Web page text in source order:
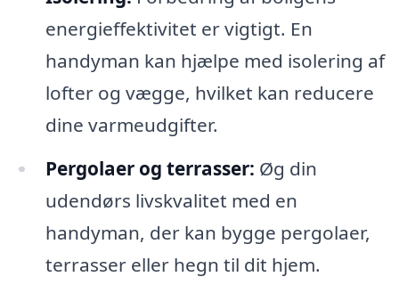
energieffektivitet er vigtigt. En
handyman kan hjælpe med isolering af
lofter og vægge, hvilket kan reducere
dine varmeudgifter.
Pergolaer og terrasser: Øg din
udendørs livskvalitet med en
handyman, der kan bygge pergolaer,
terrasser eller hegn til dit hjem.